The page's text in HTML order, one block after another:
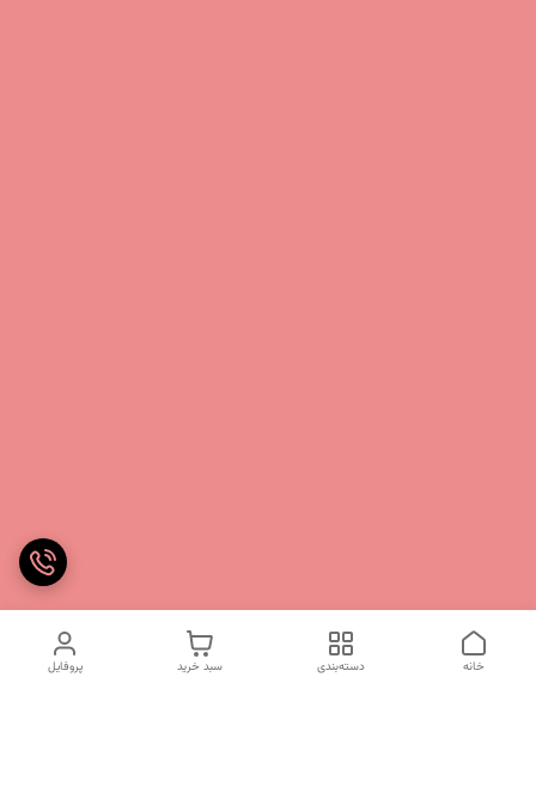
پروفایل سبد خرید دسته‌بندی خانه